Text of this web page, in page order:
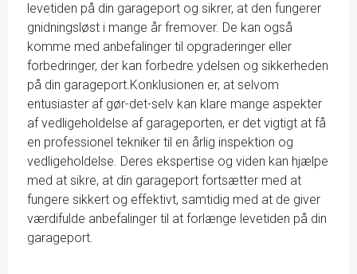
levetiden på din garageport og sikrer, at den fungerer
gnidningsløst i mange år fremover. De kan også
komme med anbefalinger til opgraderinger eller
forbedringer, der kan forbedre ydelsen og sikkerheden
på din garageport.Konklusionen er, at selvom
entusiaster af gør-det-selv kan klare mange aspekter
af vedligeholdelse af garageporten, er det vigtigt at få
en professionel tekniker til en årlig inspektion og
vedligeholdelse. Deres ekspertise og viden kan hjælpe
med at sikre, at din garageport fortsætter med at
fungere sikkert og effektivt, samtidig med at de giver
værdifulde anbefalinger til at forlænge levetiden på din
garageport.